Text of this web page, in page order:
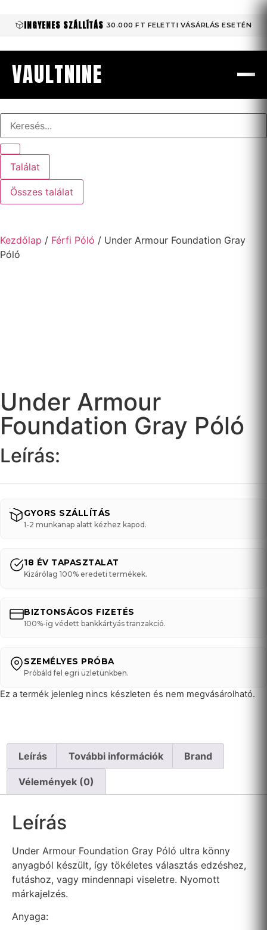
INGYENES SZÁLLÍTÁS 30.000 FT FELETTI VÁSÁRLÁS ESETÉN
VAULTNINE
Találat
Összes találat
Kezdőlap / Férfi Póló / Under Armour Foundation Gray
Póló
Under Armour
Foundation Gray Póló
Leírás:
GYORS SZÁLLÍTÁS
1-2 munkanap alatt kézhez kapod.
18 ÉV TAPASZTALAT
Kizárólag 100% eredeti termékek.
BIZTONSÁGOS FIZETÉS
100%-ig védett bankkártyás tranzakció.
SZEMÉLYES PRÓBA
Próbáld fel egri üzletünkben.
Ez a termék jelenleg nincs készleten és nem megvásárolható.
Leírás További információk Brand
Vélemények (0)
Leírás
Under Armour Foundation Gray Póló ultra könny
anyagból készült, így tökéletes választás edzéshez,
futáshoz, vagy mindennapi viseletre. Nyomott
márkajelzés.
Anyaga: